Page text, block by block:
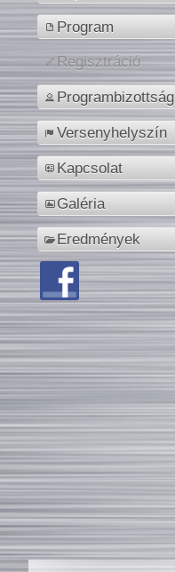
Program
Regisztráció
Programbizottság
Versenyhelyszín
Kapcsolat
Galéria
Eredmények